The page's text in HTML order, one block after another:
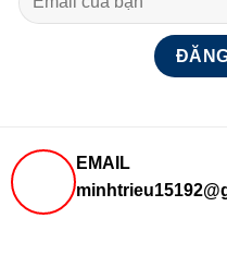
EMAIL